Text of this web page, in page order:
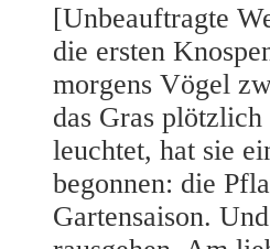
[Unbeauftragte
die ersten
morgens Vögel
das Gras
leuchtet, hat sie
begonnen: die
Gartensaison.